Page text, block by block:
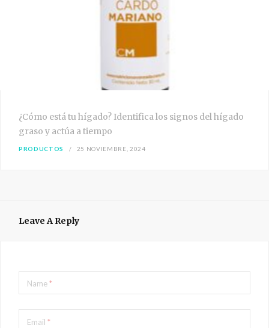
¿Cómo está tu hígado? Identifica los signos del hígado
graso y actúa a tiempo
PRODUCTOS 25 NOVIEMBRE, 2024
Leave A Reply
Name*
Email *